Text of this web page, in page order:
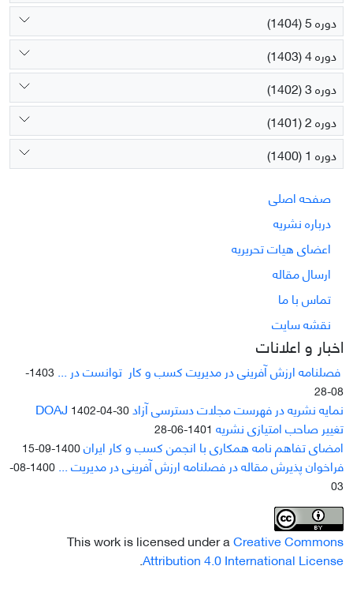
دوره 5 (1404)
دوره 4 (1403)
دوره 3 (1402)
دوره 2 (1401)
دوره 1 (1400)
صفحه اصلی
درباره نشریه
اعضای هیات تحریریه
ارسال مقاله
تماس با ما
نقشه سایت
اخبار و اعلانات
فصلنامه ارزش آفرینی در مدیریت کسب و کار توانست در ...
1403-
08-28
نمایه نشریه در فهرست مجلات دسترسی آزاد DOAJ1402-04-30
تغییر صاحب امتیازی نشریه 1401-06-28
امضای تفاهم نامه همکاری با انجمن کسب و کار ایران1400-09-15
فراخوان پذیرش مقاله در فصلنامه ارزش آفرینی در مدیریت ...
1400-08-
03
This work is licensed under aCreative Commons
Attribution 4.0 International License
.